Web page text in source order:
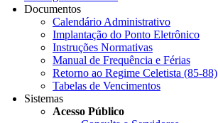
Documentos
Calendário Administrativo
Implantação do Ponto Eletrônico
Instruções Normativas
Manual de Frequência e Férias
Retorno ao Regime Celetista (85-88)
Tabelas de Vencimentos
Sistemas
Acesso Público